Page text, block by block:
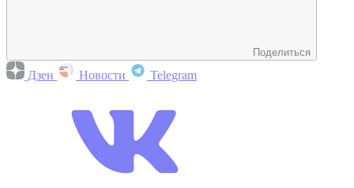
Поделиться
Дзен Новости Telegram